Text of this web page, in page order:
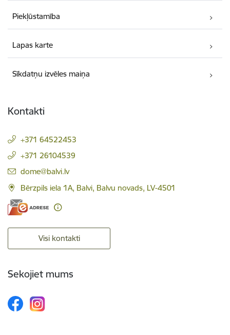
Piekļūstamība
Lapas karte
Sīkdatņu izvēles maiņa
Kontakti
+371 64522453
+371 26104539
E-pasts:
dome@balvi.lv
Bērzpils iela 1A, Balvi, Balvu novads, LV-4501
Visi kontakti
Sekojiet mums